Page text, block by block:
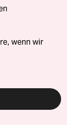
wenn wir